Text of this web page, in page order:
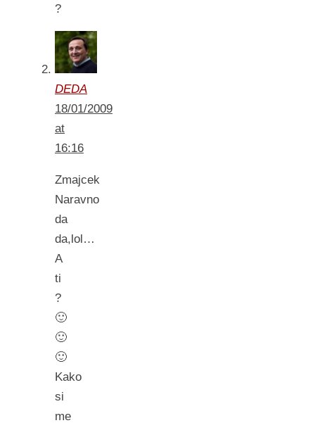
?
DEDA
18/01/2009
at
16:16
Zmajcek
Naravno
da
da,lol…
A
ti
?
🙂
🙂
🙂
Kako
si
me